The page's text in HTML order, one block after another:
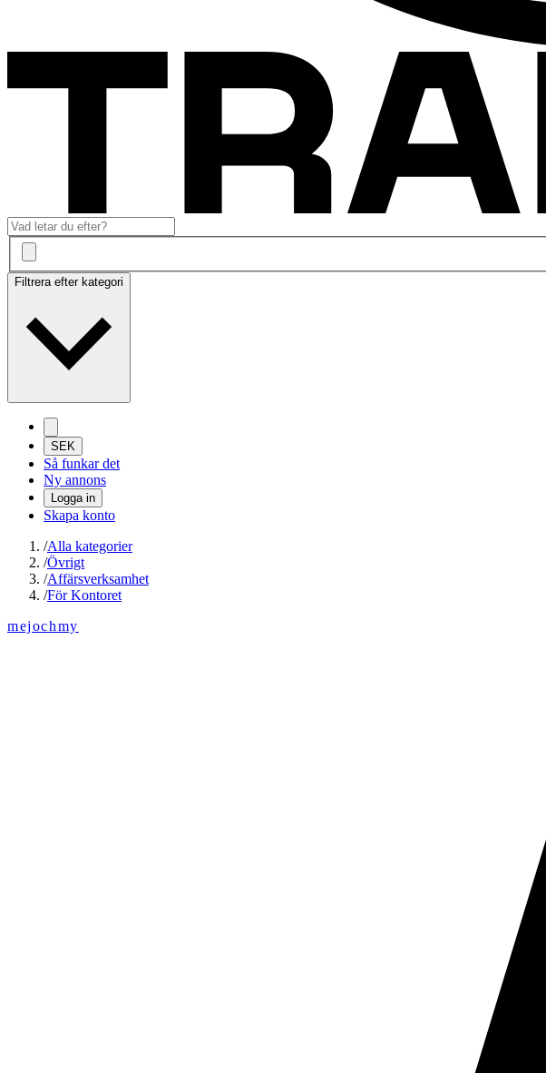
Filtrera efter kategori
SEK
Så funkar det
Ny annons
Logga in
Skapa konto
/Alla kategorier
/Övrigt
/Affärsverksamhet
/För Kontoret
mejochmy